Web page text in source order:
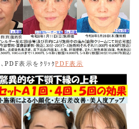
上げます｡
ダイエットの患者様２名、１名は
だけで７ヶ月で７㎏のダイエット
た費用は25,200円です｡もうひと
日服用し､リベルサスを1ヶ月に７
､７ヶ月で１０㎏の減量に成功され
PDF表示をｸﾘｯｸPDF表示